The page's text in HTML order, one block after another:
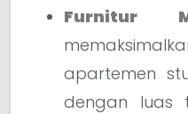
Furnitur
apartemen
dengan luas